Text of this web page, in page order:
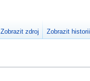
Zobrazit zdroj Zobrazit historii